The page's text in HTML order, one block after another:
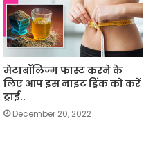
मेटाबॉलिज्म फास्ट करने के
लिए आप इस नाइट ड्रिंक को करें
ट्राई..
December 20, 2022